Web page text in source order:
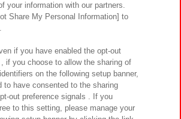
ー ウェブアクセシビリティ方針と検証結果
とともに
ト対応方針 よくあるご質問・お問い合わせ
your information with our partners.
Share My Personal Information] to
if you have enabled the opt-out
if you choose to allow the sharing of
on the following setup banner,
to have consented to the sharing
out preference signals . If you
to this setting, please manage your